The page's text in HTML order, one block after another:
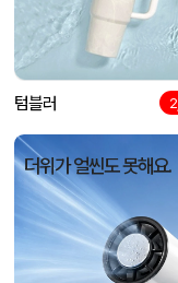
텀블러
더위가 얼씬도 못해요.